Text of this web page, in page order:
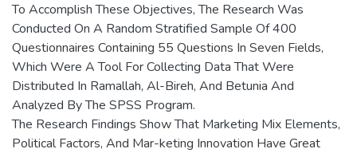
To Accomplish These Objectives, The Research Was
Conducted On A Random Stratified Sample Of 400
Questionnaires Containing 55 Questions In Seven Fields,
Which Were A Tool For Collecting Data That Were
Distributed In Ramallah, Al-Bireh, And Betunia And
Analyzed By The SPSS Program.
The Research Findings Show That Marketing Mix Elements,
Political Factors, And Mar-keting Innovation Have Great